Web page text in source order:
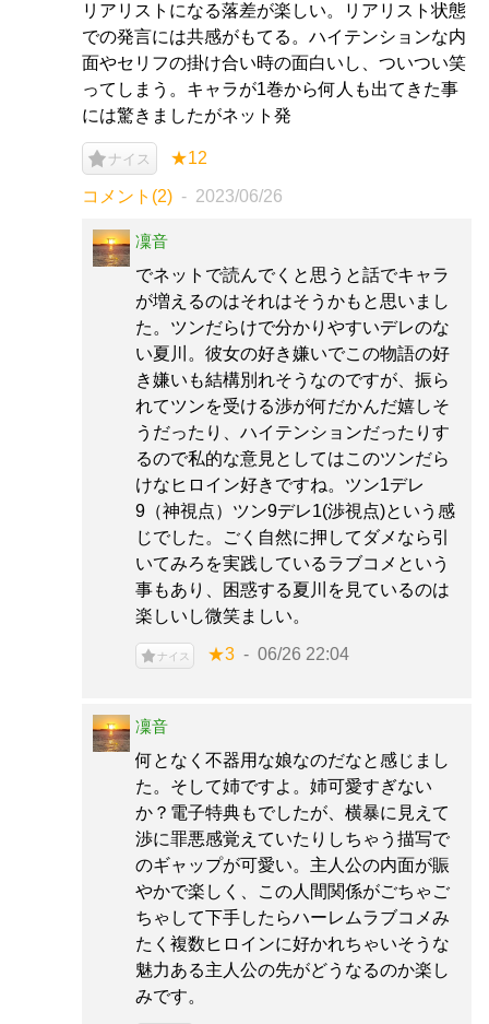
リアリストになる落差が楽しい。リアリスト状態
での発言には共感がもてる。ハイテンションな内
面やセリフの掛け合い時の面白いし、ついつい笑
ってしまう。キャラが1巻から何人も出てきた事
には驚きましたがネット発
ナイス ★12
コメント(2) 2023/06/26
凜音
でネットで読んでくと思うと話でキャラ
が増えるのはそれはそうかもと思いまし
た。ツンだらけで分かりやすいデレのな
い夏川。彼女の好き嫌いでこの物語の好
き嫌いも結構別れそうなのですが、振ら
れてツンを受ける渉が何だかんだ嬉しそ
うだったり、ハイテンションだったりす
るので私的な意見としてはこのツンだら
けなヒロイン好きですね。ツン1デレ
9（神視点）ツン9デレ1(渉視点)という感
じでした。ごく自然に押してダメなら引
いてみろを実践しているラブコメという
事もあり、困惑する夏川を見ているのは
楽しいし微笑ましい。
ナイス ★3 06/26 22:04
凜音
何となく不器用な娘なのだなと感じまし
た。そして姉ですよ。姉可愛すぎない
か？電子特典もでしたが、横暴に見えて
渉に罪悪感覚えていたりしちゃう描写で
のギャップが可愛い。主人公の内面が賑
やかで楽しく、この人間関係がごちゃご
ちゃして下手したらハーレムラブコメみ
たく複数ヒロインに好かれちゃいそうな
魅力ある主人公の先がどうなるのか楽し
みです。